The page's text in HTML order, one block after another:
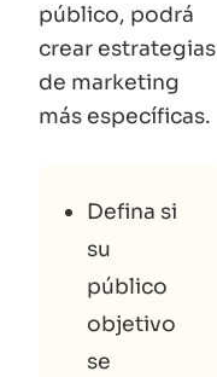
público, podrá
crear estrategias
de marketing
más específicas.
Defina si
su
público
objetivo
se